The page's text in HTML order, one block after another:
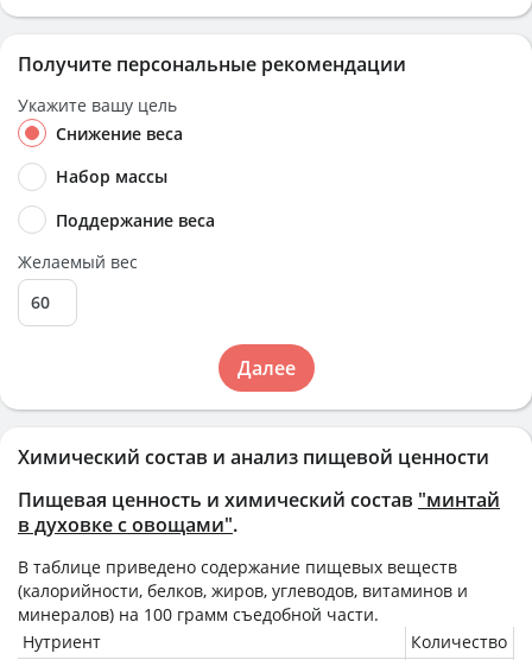
Химический состав и анализ пищевой ценности
Пищевая ценность и химический состав "минтай
в духовке с овощами".
В таблице приведено содержание пищевых веществ
(калорийности, белков, жиров, углеводов, витаминов и
минералов) на 100 грамм съедобной части.
Нутриент
Количество
Получите персональные рекомендации
Укажите вашу цель
Снижение веса
Набор массы
Поддержание веса
Желаемый вес
Далее